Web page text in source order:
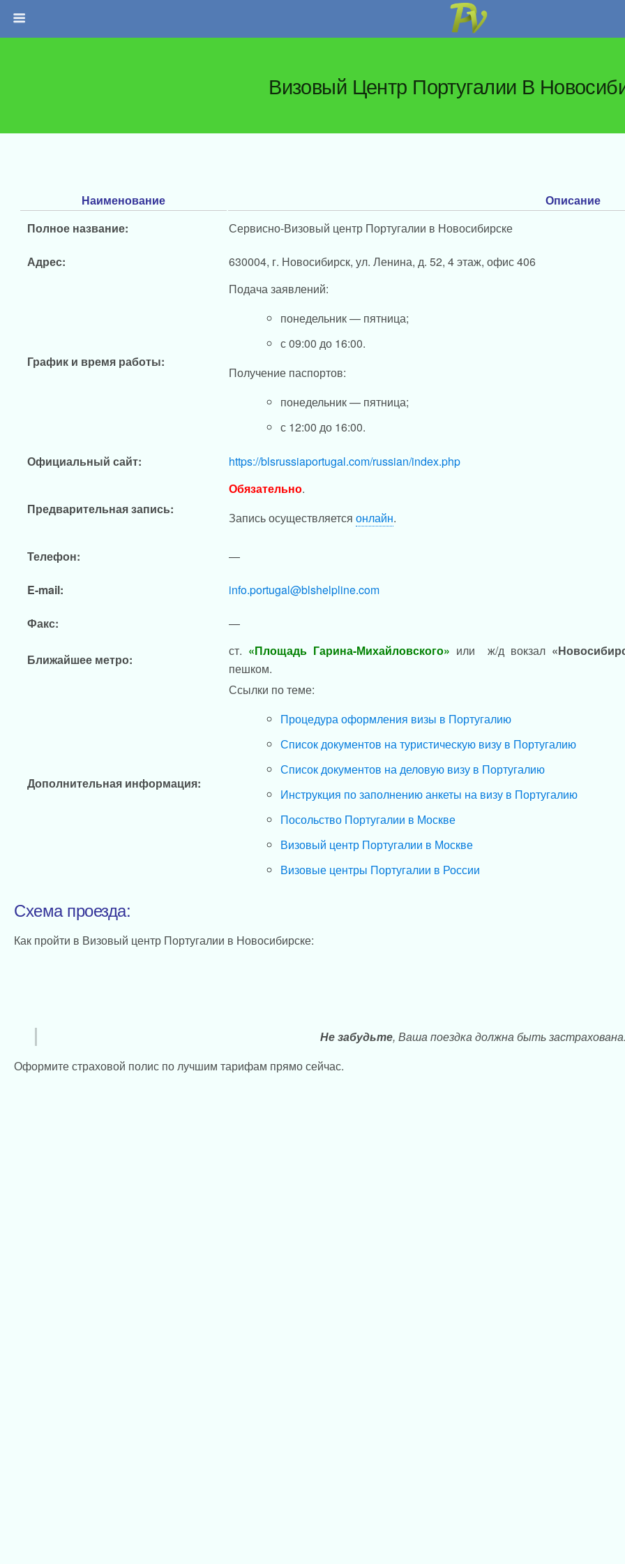
Визовый Центр Португалии В
Наименование
Описание
Полное название:
Сервисно-Визовый центр Португалии в Новосибирске
Адрес: 630004, г. Новосибирск, ул. Ленина, д. 52, 4 этаж, офис 406
График и время работы:
Подача заявлений:
понедельник — пятница;
с 09:00 до 16:00.
Получение паспортов:
понедельник — пятница;
с 12:00 до 16:00.
Официальный сайт: https://blsrussiaportugal.com/russian/index.php
Предварительная запись:
Обязательно.
Запись осуществляется онлайн.
Телефон: —
E-mail: info.portugal@blshelpline.com
Факс: —
Ближайшее метро:
ст. «Площадь Гарина-Михайловского» или ж/д вокзал
пешком.
Дополнительная информация:
Ссылки по теме:
Процедура оформления визы в Португалию
Список документов на туристическую визу в Португалию
Список документов на деловую визу в Португалию
Инструкция по заполнению анкеты на визу в Португалию
Посольство Португалии в Москве
Визовый центр Португалии в Москве
Визовые центры Португалии в России
Схема проезда:
Как пройти в Визовый центр Португалии в Новосибирске:
Не забудьте, Ваша поездка должна быть
Оформите страховой полис по лучшим тарифам прямо сейчас.